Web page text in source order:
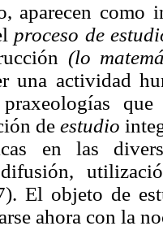
aparecen como
proceso de
(lo
una actividad
deestudio
en las
El objeto de
ahora con la